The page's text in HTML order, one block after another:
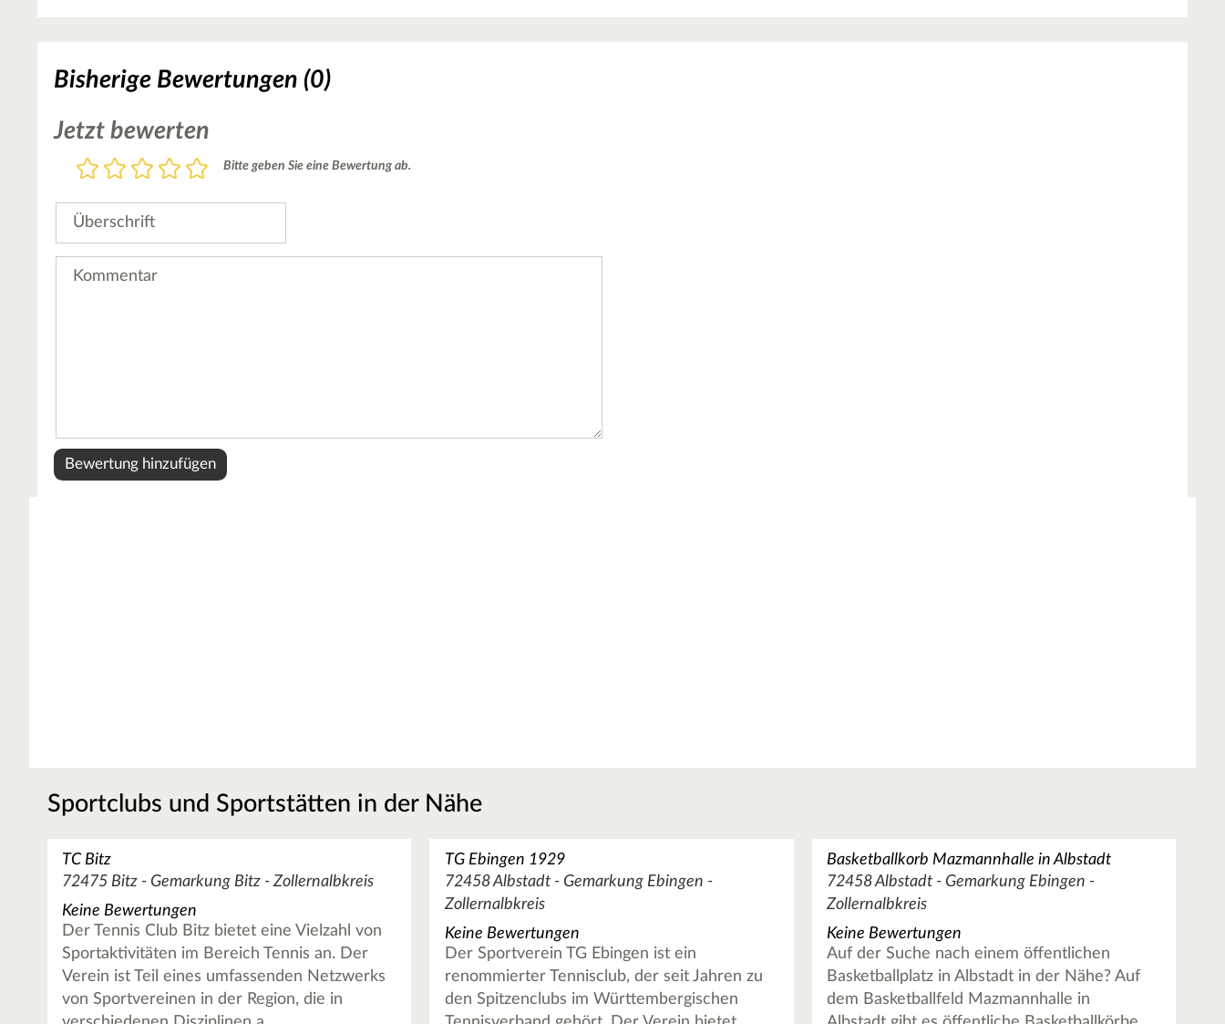
Bisherige Bewertungen (0)
Jetzt bewerten
Bewertung
5
4
3
2
1
Bitte geben Sie eine Bewertung ab.
Überschrift
Sportclubs und Sportstätten in der Nähe
TC Bitz
72475 Bitz - Gemarkung Bitz - Zollernalbkreis
Keine Bewertungen
Der Tennis Club Bitz bietet eine Vielzahl von
Sportaktivitäten im Bereich Tennis an. Der
Verein ist Teil eines umfassenden Netzwerks
von Sportvereinen in der Region, die in
TG Ebingen 1929
72458 Albstadt - Gemarkung Ebingen -
Zollernalbkreis
Keine Bewertungen
Der Sportverein TG Ebingen ist ein
renommierter Tennisclub, der seit Jahren zu
den Spitzenclubs im Württembergischen
Basketballkorb Mazmannhalle in Albstadt
72458 Albstadt - Gemarkung Ebingen -
Zollernalbkreis
Keine Bewertungen
Auf der Suche nach einem öffentlichen
Basketballplatz in Albstadt in der Nähe? Auf
dem Basketballfeld Mazmannhalle in